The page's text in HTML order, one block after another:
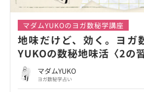
マダムYUKOのヨガ数秘学講座
地味だけど、効く。ヨガ
YUKOの数秘地味活〈2の
マダムYUKO
ヨガ数秘学占い